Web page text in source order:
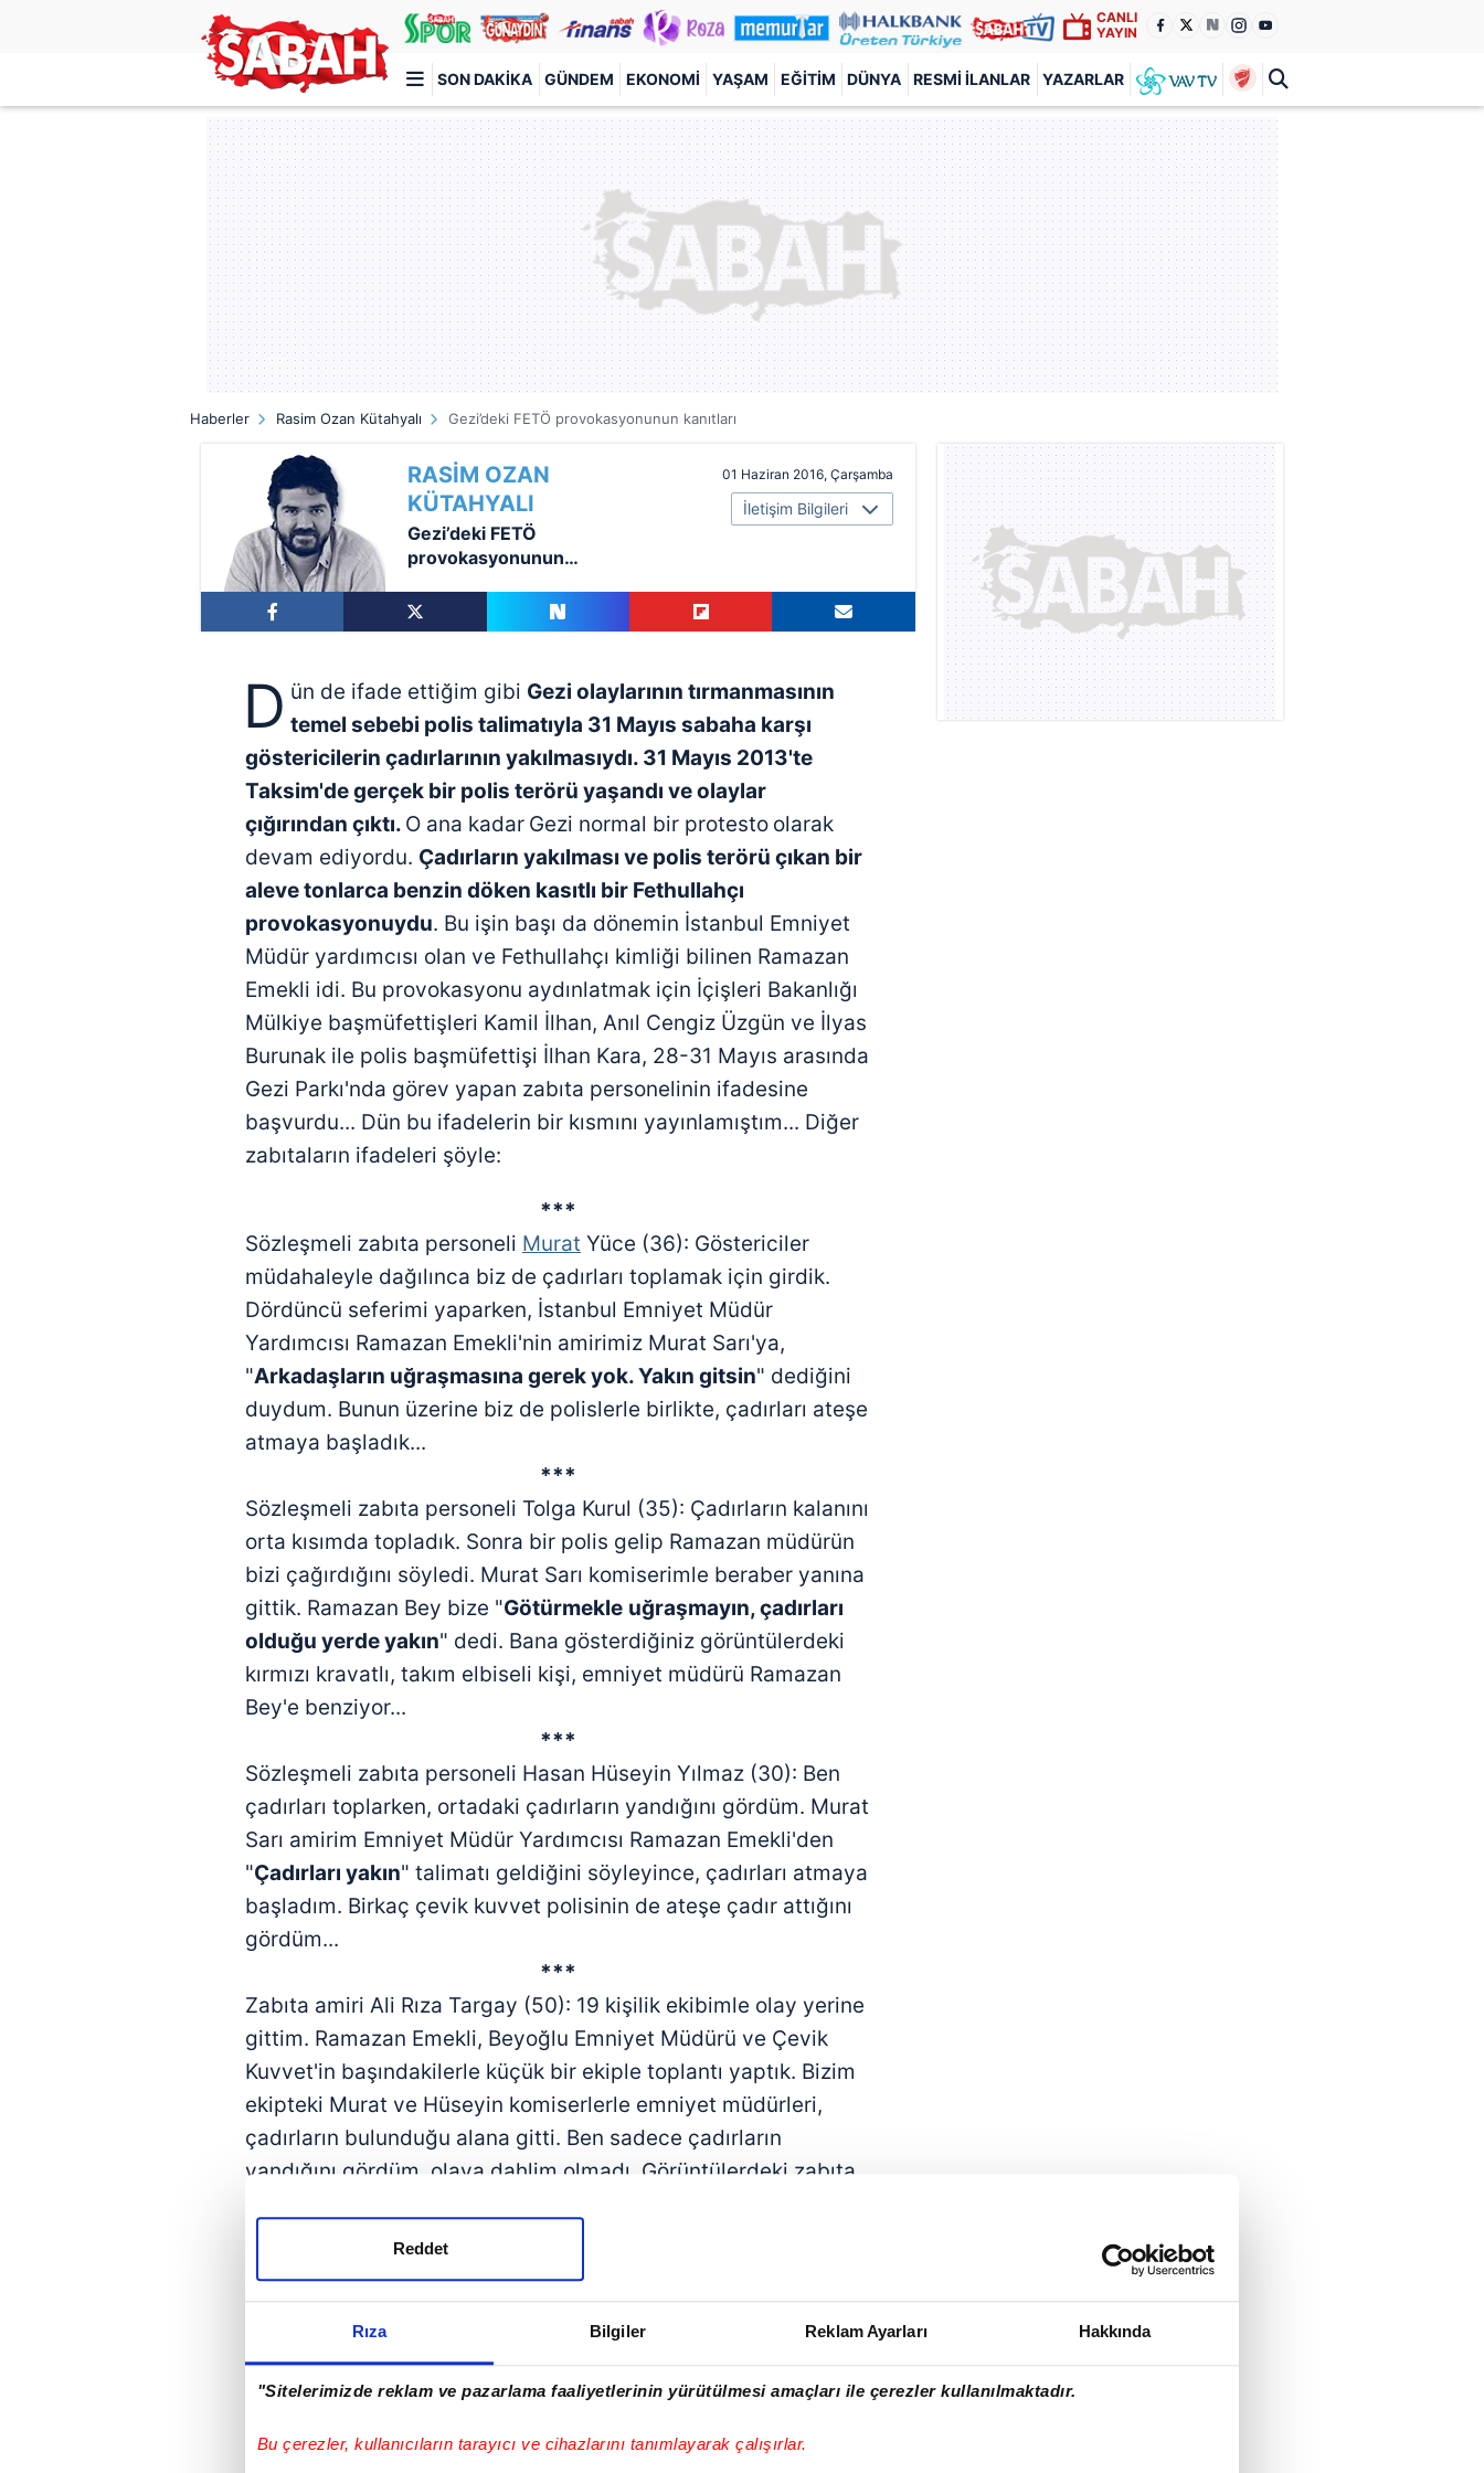
Rıza Bilgiler Reklam Ayarları Hakkında
"Sitelerimizde reklam ve pazarlama faaliyetlerinin yürütülmesi amaçları ile çerezler kullanılmaktadır.
Bu çerezler, kullanıcıların tarayıcı ve cihazlarını tanımlayarak çalışırlar.
Reddet
CANLI
YAYIN
SON DAKIKA GÜNDEM EKONOMI YAŞAM EĞITIM DÜNYA RESMI İLANLAR YAZARLAR
Türkiye'nin en iyi haber sitesi
Haberler Rasim Ozan Kütahyalı Gezi’deki FETÖ provokasyonunun kanıtları
İletişim Bilgileri
01 Haziran 2016, Çarşamba
RASİM OZAN
KÜTAHYALI
Gezi’deki FETÖ
provokasyonunun
D ün de ifade ettiğim gibi Gezi olaylarının tırmanmasının
temel sebebi polis talimatıyla 31 Mayıs sabaha karşı
göstericilerin çadırlarının yakılmasıydı. 31 Mayıs 2013'te
Taksim'degerçek bir polis terörü yaşandı veolaylar
çığırından çıktı. O ana kadar Gezi normal bir protesto olarak
devam ediyordu. Çadırların yakılması ve polis terörü çıkan bir
aleve tonlarca benzin döken kasıtlı bir Fethullahçı
provokasyonuydu. Bu işin başı da dönemin İstanbul Emniyet
Müdür yardımcısı olan ve Fethullahçı kimliği bilinen Ramazan
Emekli idi. Bu provokasyonu aydınlatmak için İçişleri Bakanlığı
Mülkiye başmüfettişleri Kamil İlhan, Anıl Cengiz Üzgün ve İlyas
Burunak ile polis başmüfettişi İlhan Kara, 28-31 Mayıs arasında
Gezi Parkı'nda görev yapan zabıta personelinin ifadesine
başvurdu... Dün bu ifadelerin bir kısmını yayınlamıştım... Diğer
zabıtaların ifadeleri şöyle:
***
Sözleşmeli zabıta personeli Murat Yüce (36): Göstericiler
müdahaleyle dağılınca biz de çadırları toplamak için girdik.
Dördüncü seferimi yaparken, İstanbul Emniyet Müdür
Yardımcısı Ramazan Emekli'nin amirimiz Murat Sarı'ya,
"Arkadaşların uğraşmasına gerek yok.Yakın gitsin" dediğini
duydum. Bunun üzerine biz de polislerle birlikte, çadırları ateşe
atmaya başladık...
***
Sözleşmeli zabıta personeli Tolga Kurul (35): Çadırların kalanını
orta kısımda topladık. Sonra bir polis gelip Ramazan müdürün
bizi çağırdığını söyledi. Murat Sarı komiserimle beraber yanına
gittik. Ramazan Bey bize "Götürmekle uğraşmayın, çadırları
olduğu yerde yakın" dedi. Bana gösterdiğiniz görüntülerdeki
kırmızı kravatlı, takım elbiseli kişi, emniyet müdürü Ramazan
Bey'e benziyor...
***
Sözleşmeli zabıta personeli Hasan Hüseyin Yılmaz (30): Ben
çadırları toplarken, ortadaki çadırların yandığını gördüm. Murat
Sarı amirim Emniyet Müdür Yardımcısı Ramazan Emekli'den
"Çadırları yakın" talimatı geldiğini söyleyince, çadırları atmaya
başladım. Birkaç çevik kuvvet polisinin de ateşe çadır attığını
gördüm...
***
Zabıta amiri Ali Rıza Targay (50): 19 kişilik ekibimle olay yerine
gittim. Ramazan Emekli, Beyoğlu Emniyet Müdürü ve Çevik
Kuvvet'in başındakilerle küçük bir ekiple toplantı yaptık. Bizim
ekipteki Murat ve Hüseyin komiserlerle emniyet müdürleri,
çadırların bulunduğu alana gitti. Ben sadece çadırların
yandığını gördüm, olaya dahlim olmadı. Görüntülerdeki zabıta
Ramazan Emekli, ikinci sınıf emniyet müdürü. İstihbarat
kökenli. Polis okulu yıllarından beri tüm Emniyet camiası
tarafından Fethullahçı kimliğiyle biliniyor. Uzun süre İstanbul
Emniyeti İstihbarat Şube'de teknik takip birimlerinde çalıştı.
Celalettin Cerrah döneminde Narkotik ve İstihbarat'tan